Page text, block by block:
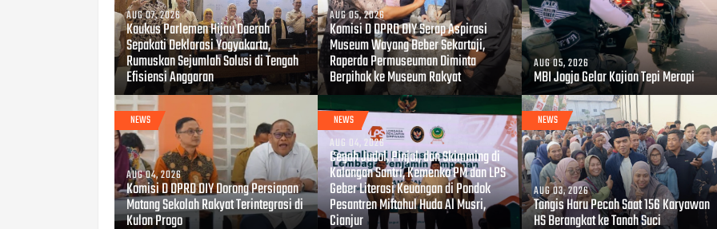
AUG 07, 2026
Kaukus Parlemen Hijau Daerah
Sepakati Deklarasi Yogyakarta,
Rumuskan Sejumlah Solusi di Tengah
Efisiensi Anggaran
AUG 05, 2026
Komisi D DPRD DIY Serap Aspirasi
Museum Wayang Beber Sekartaji,
Raperda Permuseuman Diminta
Berpihak ke Museum Rakyat
AUG 05, 2026
MBI Jogja Gelar Kajian Tepi Merapi
NEWS
AUG 04, 2026
Komisi D DPRD DIY Dorong Persiapan
Matang Sekolah Rakyat Terintegrasi di
Kulon Progo
NEWS
AUG 04, 2026
Cegah Judol, Pinjol, dan Skimming di
Kalangan Santri, Kemenko PM dan LPS
Geber Literasi Keuangan di Pondok
Pesantren Miftahul Huda Al Musri,
Cianjur
NEWS
AUG 03, 2026
Tangis Haru Pecah Saat 156 Karyawan
HS Berangkat ke Tanah Suci